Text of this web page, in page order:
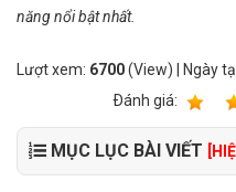
năng nổi bật nhất.
Lượt xem: 6700(View) | Ngày
Ðánh giá:
MỤC LỤC BÀI VIẾT